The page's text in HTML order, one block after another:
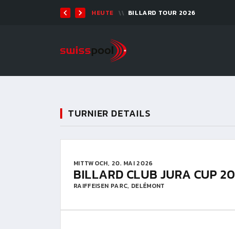
2026 - 9-BALL HEUTE BILLARD TOUR 2026
TURNIER DETAILS
MITTWOCH, 20. MAI 2026
BILLARD CLUB JURA CUP
RAIFFEISEN PARC, DELÉMONT